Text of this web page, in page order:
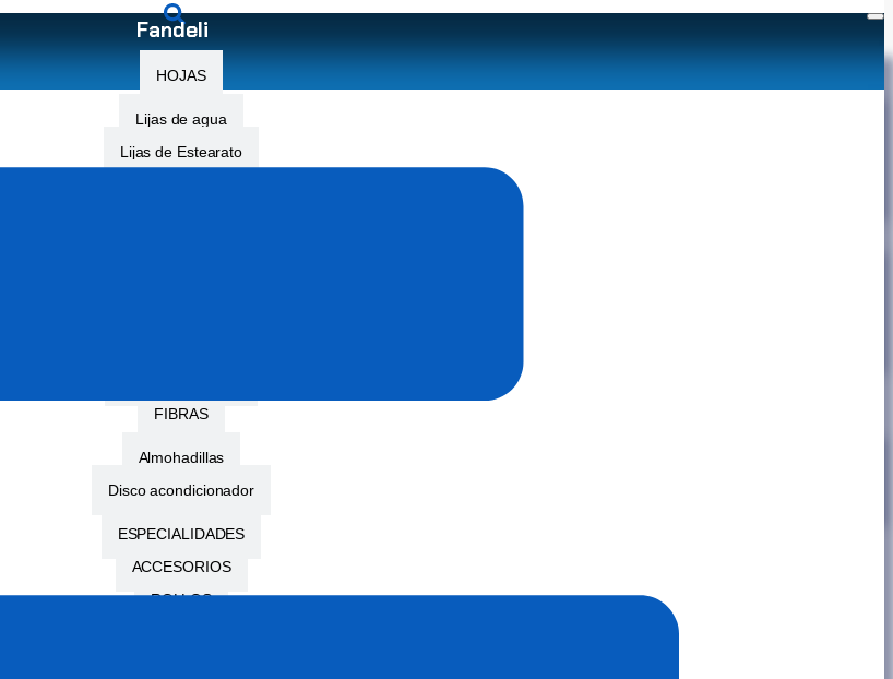
Fandeli
HOJAS
Lijas de agua
Lijas de Estearato
FIBRAS
Almohadillas
Disco acondicionador
ESPECIALIDADES
ACCESORIOS
ROLLOS